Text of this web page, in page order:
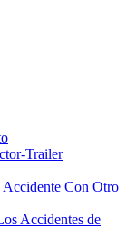
Trailer
Con Otro
Accidentes de